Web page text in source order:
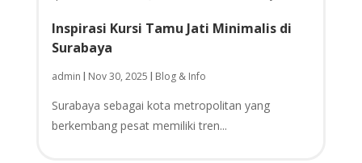
Inspirasi Kursi Tamu Jati Minimalis di
Surabaya
admin Nov 30, 2025 Blog & Info
Surabaya sebagai kota metropolitan yang
berkembang pesat memiliki tren...